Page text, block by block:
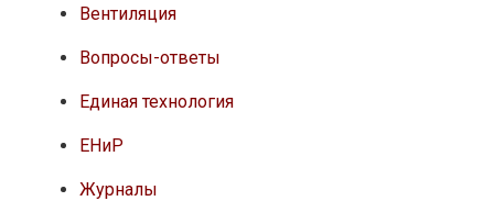
Вентиляция
Вопросы-ответы
Единая технология
ЕНиР
Журналы